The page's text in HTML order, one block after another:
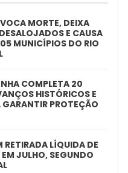
MORTE, DEIXA
E CAUSA
MUNICÍPIOS DO RIO
COMPLETA 20
HISTÓRICOS E
GARANTIR PROTEÇÃO
RETIRADA LÍQUIDA DE
EM JULHO, SEGUNDO